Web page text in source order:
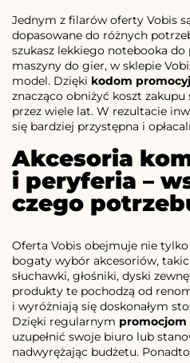
Jednym z filarów oferty Vobis
dopasowane do różnych
szukasz lekkiego notebooka
maszyny do gier, w sklepie
model. Dzięki kodom
znacząco obniżyć koszt zakupu
przez wiele lat. W rezultacie
się bardziej przystępna i
Akcesoria
i peryferia –
czego
Oferta Vobis obejmuje nie
bogaty wybór akcesoriów,
słuchawki, głośniki, dyski
produkty te pochodzą od
i wyróżniają się doskonałym
Dzięki regularnym promocjom
uzupełnić swoje biuro lub
nadwyrężając budżetu.